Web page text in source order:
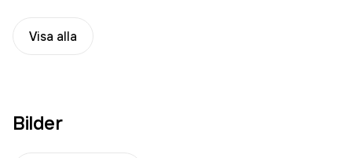
Visa alla
Bilder